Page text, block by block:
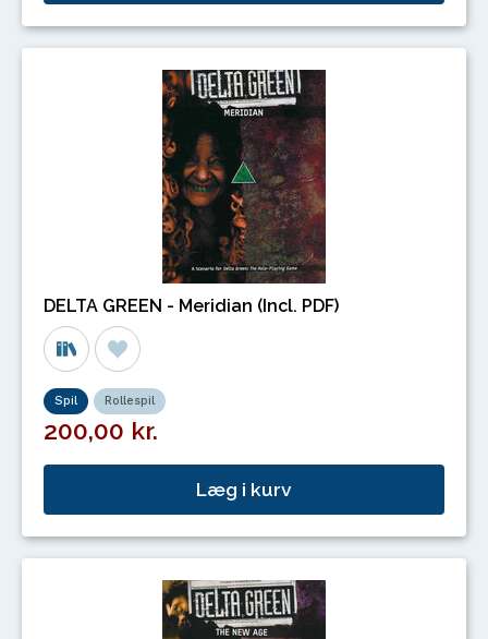
DELTA GREEN - Meridian (Incl. PDF)
Spil Rollespil
200,00 kr.
Læg i kurv